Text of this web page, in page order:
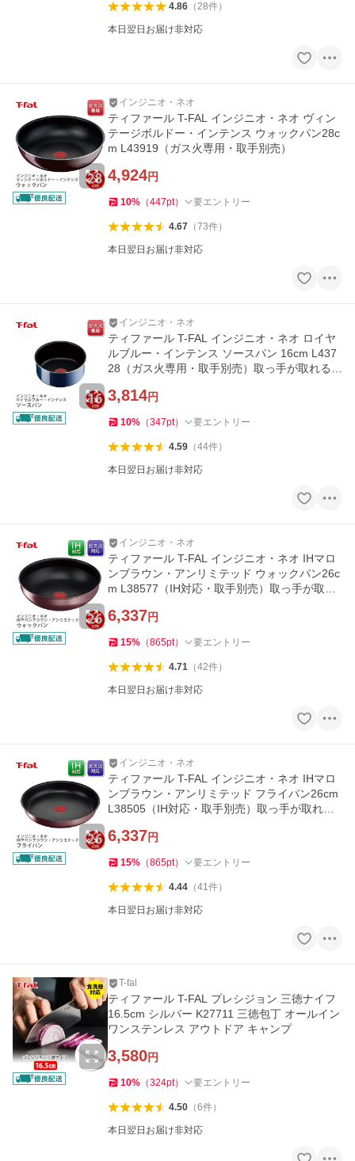
4.86（28件）
本日翌日お届け非対応
インジニオ・ネオ
ティファール T-FAL インジニオ・ネオ ヴィン
テージボルドー・インテンス ウォックパン28c
m L43919（ガス火専用・取手別売）
4,924円
10% （447pt） 要エントリー
4.67（73件）
本日翌日お届け非対応
インジニオ・ネオ
ティファール T-FAL インジニオ・ネオ ロイヤ
ルブルー・インテンス ソースパン 16cm L437
28（ガス火専用・取手別売）取っ手が取れる
3,814円
10% （347pt） 要エントリー
4.59（44件）
本日翌日お届け非対応
インジニオ・ネオ
ティファール T-FAL インジニオ・ネオ IHマロ
ンブラウン・アンリミテッド ウォックパン26c
m L38577（IH対応・取手別売）取っ手が取れ
6,337円
15% （865pt） 要エントリー
4.71（42件）
本日翌日お届け非対応
インジニオ・ネオ
ティファール T-FAL インジニオ・ネオ IHマロ
ンブラウン・アンリミテッド フライパン26cm
L38505（IH対応・取手別売）取っ手が取れる
6,337円
15% （865pt） 要エントリー
4.44（41件）
本日翌日お届け非対応
T-fal
ティファール T-FAL プレシジョン 三徳ナイフ
16.5cm シルバー K27711 三徳包丁 オールイン
ワンステンレス アウトドア キャンプ
3,580円
10% （324pt） 要エントリー
4.50（6件）
本日翌日お届け非対応